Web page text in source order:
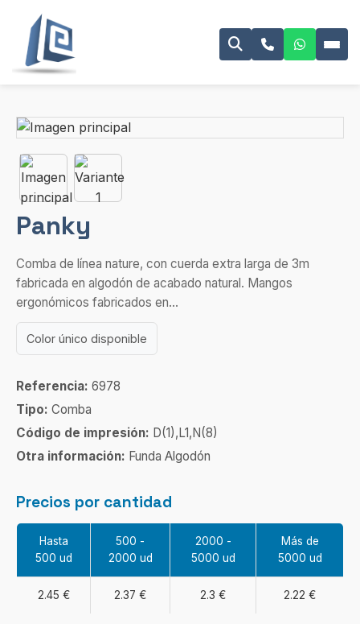
Panky
Comba de línea nature, con cuerda extra larga de 3m
fabricada en algodón de acabado natural. Mangos
ergonómicos fabricados en...
Color único disponible
Referencia: 6978
Tipo: Comba
Código de impresión: D(1),L1,N(8)
Otra información: Funda Algodón
Precios por cantidad
Hasta
500 ud
500 -
2000 ud
2000 -
5000 ud
Más de
5000 ud
2.45 € 2.37 € 2.3 € 2.22 €